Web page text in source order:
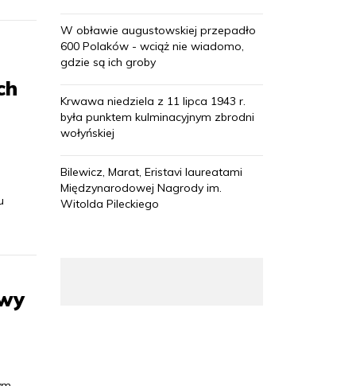
W obławie augustowskiej przepadło
600 Polaków - wciąż nie wiadomo,
gdzie są ich groby
Krwawa niedziela z 11 lipca 1943 r.
była punktem kulminacyjnym zbrodni
wołyńskiej
Bilewicz, Marat, Eristavi laureatami
Międzynarodowej Nagrody im.
Witolda Pileckiego